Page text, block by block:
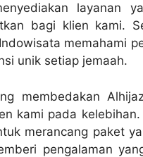
layanan
bagi klien kami.
memahami
unik setiap jemaah.
membedakan
kami pada
merancang paket
pengalaman